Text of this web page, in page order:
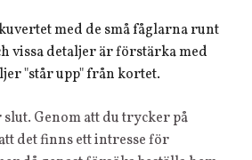
med de små fåglarna runt
vissa detaljer är förstärka med
"står upp" från kortet.
Genom att du trycker på
det finns ett intresse för